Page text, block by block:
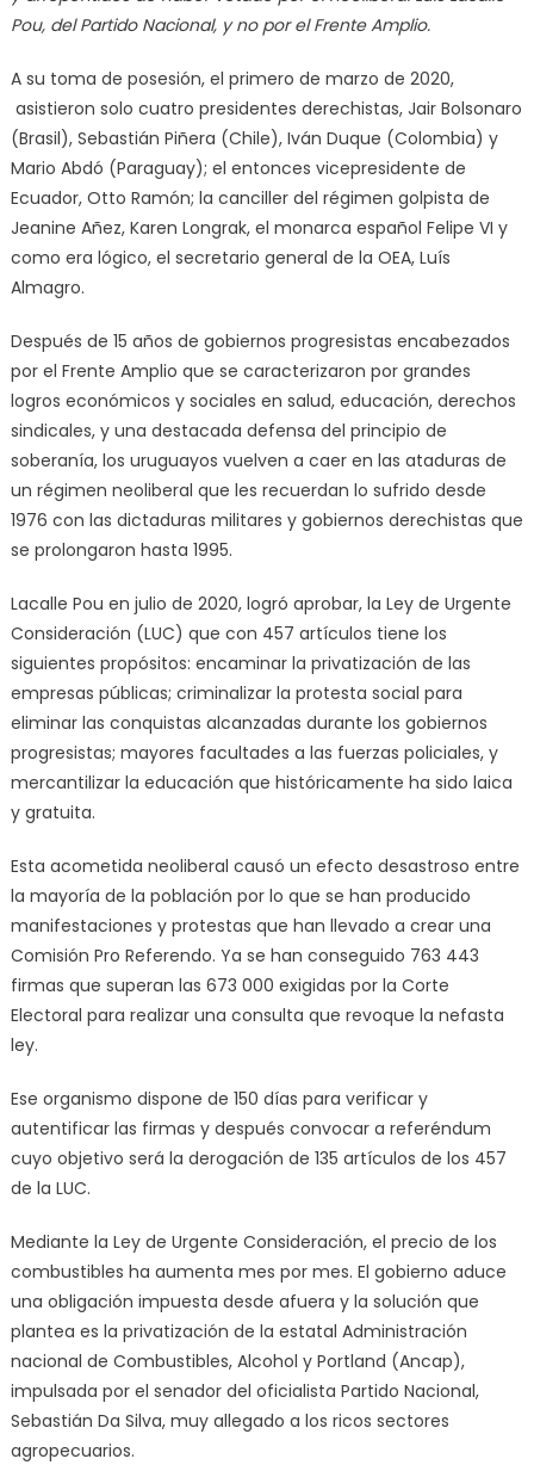
Pou, del Partido Nacional, y no por el Frente Amplio.
A su toma de posesión, el primero de marzo de 2020,
asistieron solo cuatro presidentes derechistas, Jair Bolsonaro
(Brasil), Sebastián Piñera (Chile), Iván Duque (Colombia) y
Mario Abdó (Paraguay); el entonces vicepresidente de
Ecuador, Otto Ramón; la canciller del régimen golpista de
Jeanine Añez, Karen Longrak, el monarca español Felipe VI y
como era lógico, el secretario general de la OEA, Luís
Almagro.
Después de 15 años de gobiernos progresistas encabezados
por el Frente Amplio que se caracterizaron por grandes
logros económicos y sociales en salud, educación, derechos
sindicales, y una destacada defensa del principio de
soberanía, los uruguayos vuelven a caer en las ataduras de
un régimen neoliberal que les recuerdan lo sufrido desde
1976 con las dictaduras militares y gobiernos derechistas que
se prolongaron hasta 1995.
Lacalle Pou en julio de 2020, logró aprobar, la Ley de Urgente
Consideración (LUC) que con 457 artículos tiene los
siguientes propósitos: encaminar la privatización de las
empresas públicas; criminalizar la protesta social para
eliminar las conquistas alcanzadas durante los gobiernos
progresistas; mayores facultades a las fuerzas policiales, y
mercantilizar la educación que históricamente ha sido laica
y gratuita.
Esta acometida neoliberal causó un efecto desastroso entre
la mayoría de la población por lo que se han producido
manifestaciones y protestas que han llevado a crear una
Comisión Pro Referendo. Ya se han conseguido 763 443
firmas que superan las 673 000 exigidas por la Corte
Electoral para realizar una consulta que revoque la nefasta
ley.
Ese organismo dispone de 150 días para verificar y
autentificar las firmas y después convocar a referéndum
cuyo objetivo será la derogación de 135 artículos de los 457
de la LUC.
Mediante la Ley de Urgente Consideración, el precio de los
combustibles ha aumenta mes por mes. El gobierno aduce
una obligación impuesta desde afuera y la solución que
plantea es la privatización de la estatal Administración
nacional de Combustibles, Alcohol y Portland (Ancap),
impulsada por el senador del oficialista Partido Nacional,
Sebastián Da Silva, muy allegado a los ricos sectores
agropecuarios.